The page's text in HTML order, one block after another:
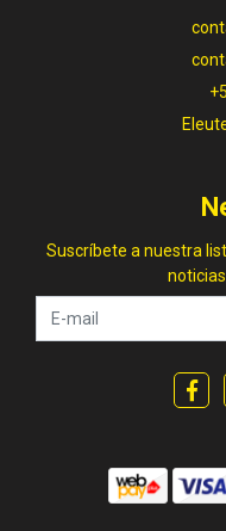
Suscríbete a nuestra